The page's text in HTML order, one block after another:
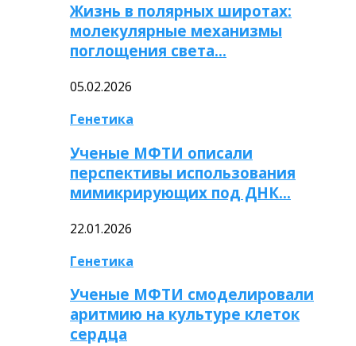
Жизнь в полярных широтах:
молекулярные механизмы
поглощения света…
05.02.2026
Генетика
Ученые МФТИ описали
перспективы использования
мимикрирующих под ДНК…
22.01.2026
Генетика
Ученые МФТИ смоделировали
аритмию на культуре клеток
сердца